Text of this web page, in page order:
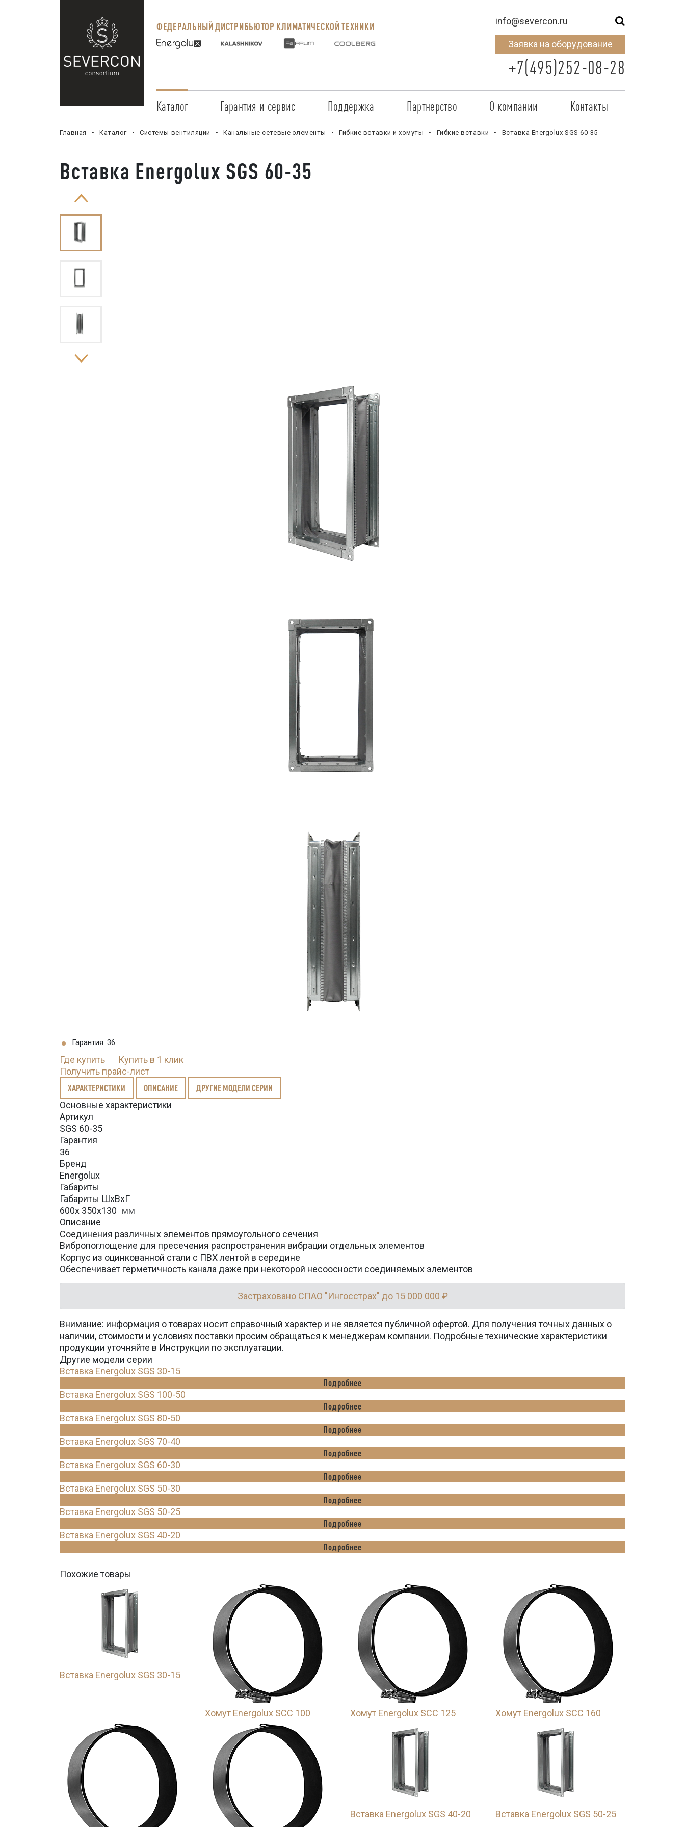
ФЕДЕРАЛЬНЫЙ ДИСТРИБЬЮТОР КЛИМАТИЧЕСКОЙ ТЕХНИКИ info@severcon.ru
Заявка на оборудование
+7(495)252-08-28
Каталог Гарантия и сервис
Сервисные центры
Прайс-лист на услуги
Поддержка
Регистрация объекта
Партнерство
Стать партнером
О компании
SEVERCON
Контакты
Главная Каталог Системы вентиляции Канальные сетевые элементы Гибкие вставки и хомуты Гибкие вставки Вставка Energolux SGS 60-35
Вставка Energolux SGS 60-35
Гарантия: 36
Где купить
Купить в 1 клик
Получить прайс-лист
ХАРАКТЕРИСТИКИ ОПИСАНИЕ ДРУГИЕ МОДЕЛИ СЕРИИ
Основные характеристики
Артикул
SGS 60-35
Гарантия
36
Бренд
Energolux
Габариты
Габариты ШхВхГ
600х 350x130 мм
Описание
Соединения различных элементов прямоугольного сечения
Вибропоглощение для пресечения распространения вибрации отдельных элементов
Корпус из оцинкованной стали с ПВХ лентой в середине
Обеспечивает герметичность канала даже при некоторой несоосности соединяемых элементов
Застраховано СПАО "Ингосстрах" до 15 000 000 ₽
Внимание: информация о товарах носит справочный характер и не является публичной офертой. Для получения точных данных о
наличии, стоимости и условиях поставки просим обращаться к менеджерам компании. Подробные технические характеристики
продукции уточняйте в Инструкции по эксплуатации.
Другие модели серии
Вставка Energolux SGS 30-15
Подробнее
Вставка Energolux SGS 100-50
Подробнее
Вставка Energolux SGS 80-50
Подробнее
Вставка Energolux SGS 70-40
Подробнее
Вставка Energolux SGS 60-30
Подробнее
Вставка Energolux SGS 50-30
Подробнее
Вставка Energolux SGS 50-25
Подробнее
Вставка Energolux SGS 40-20
Подробнее
Похожие товары
Вставка Energolux SGS 30-15
Хомут Energolux SCC 100 Хомут Energolux SCC 125 Хомут Energolux SCC 160
Вставка Energolux SGS 40-20 Вставка Energolux SGS 50-25